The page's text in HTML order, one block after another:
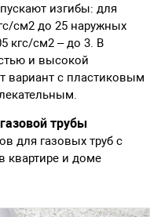
изгибы: для
см2 до 25 наружных
кгс/см2 – до 3. В
и высокой
вариант с пластиковым
трубы
для газовых труб с
квартире и доме